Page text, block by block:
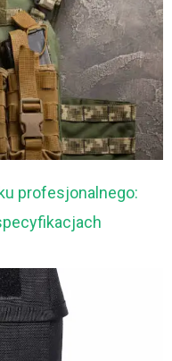
profesjonalnego: